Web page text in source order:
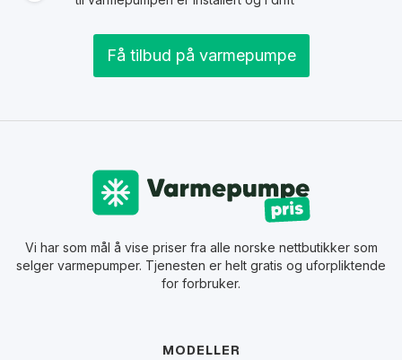
Få tilbud på varmepumpe
Vi har som mål å vise priser fra alle norske nettbutikker som
selger varmepumper. Tjenesten er helt gratis og uforpliktende
for forbruker.
MODELLER